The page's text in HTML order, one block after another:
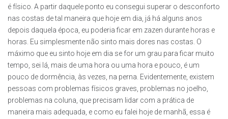
é físico. A partir daquele ponto eu consegui superar o desconforto
nas costas de tal maneira que hoje em dia, já há alguns anos
depois daquela época, eu poderia ficar em zazen durante horas e
horas. Eu simplesmente não sinto mais dores nas costas. O
máximo que eu sinto hoje em dia se for um grau para ficar muito
tempo, sei lá, mais de uma hora ou uma hora e pouco, é um
pouco de dormência, às vezes, na perna. Evidentemente, existem
pessoas com problemas físicos graves, problemas no joelho,
problemas na coluna, que precisam lidar com a prática de
maneira mais adequada, e como eu falei hoje de manhã, essa é